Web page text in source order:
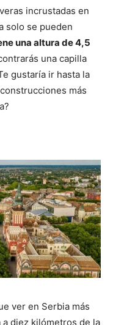
incrustadas en
solo se pueden
una altura de 4,5
una capilla
gustaría ir hasta la
más
ver en Serbia más
diez kilómetros de la